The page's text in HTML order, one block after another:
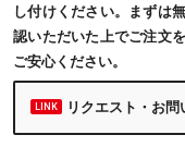
し付けください。まずは
認いただいた上でご注文
ご安心ください。
リクエスト・お